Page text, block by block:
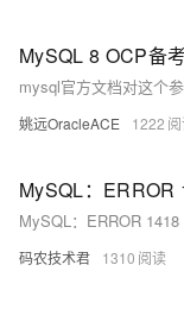
mysql官方文档对这个
姚远OracleACE 1222
码农技术君 1310